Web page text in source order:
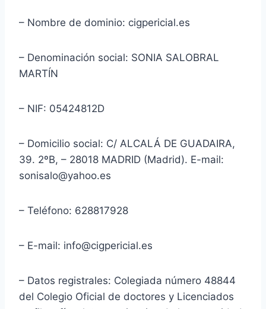
– Nombre de dominio: cigpericial.es
– Denominación social: SONIA SALOBRAL
MARTÍN
– NIF: 05424812D
– Domicilio social: C/ ALCALÁ DE GUADAIRA,
39. 2ºB, – 28018 MADRID (Madrid). E-mail:
sonisalo@yahoo.es
– Teléfono: 628817928
– E-mail: info@cigpericial.es
– Datos registrales: Colegiada número 48844
del Colegio Oficial de doctores y Licenciados